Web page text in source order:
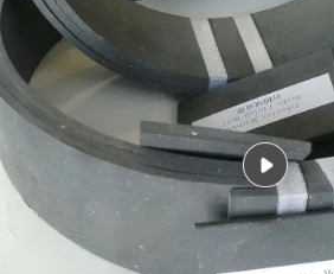
PRIVACY
POLICY